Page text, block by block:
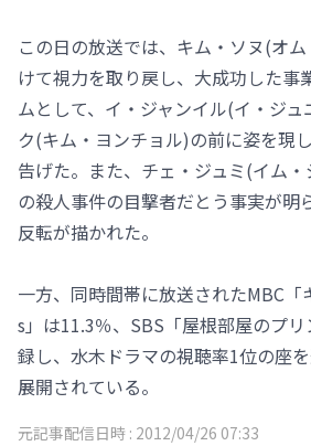
この日の放送では、キム・ソヌ(オ
けて視力を取り戻し、大成功した事
ムとして、イ・ジャンイル(イ・ジ
ク(キム・ヨンチョル)の前に姿を現
告げた。また、チェ・ジュミ(イム
の殺人事件の目撃者だとう事実が明
反転が描かれた。
一方、同時間帯に放送されたMBC
s」は11.3％、SBS「屋根部屋のプ
録し、水木ドラマの視聴率1位の座
展開されている。
元記事配信日時 : 2012/04/26 07:33